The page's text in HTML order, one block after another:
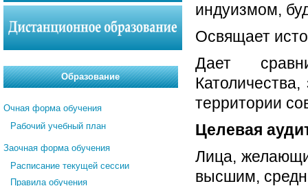
индуизмом,
Освящает
Дает
территории
Целевая
Лица,
высшим,
Образование
Очная форма обучения
Рабочий учебный план
Заочная форма обучения
Расписание текущей сессии
Правила обучения